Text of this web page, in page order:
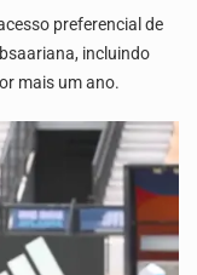
preferencial de
incluindo
mais um ano.